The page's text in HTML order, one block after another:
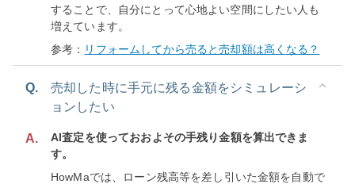
することで、自分にとって心地よい空間にしたい人も
増えています。
参考： リフォームしてから売ると売却額は高くなる？
Q.
売却した時に手元に残る金額をシミュレーシ
ョンしたい
A.
AI査定を使っておおよその手残り金額を算出できま
す。
HowMaでは、ローン残高等を差し引いた金額を自動で